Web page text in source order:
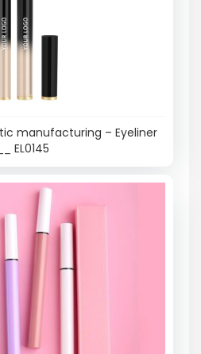
manufacturing – Eyeliner
__ EL0145